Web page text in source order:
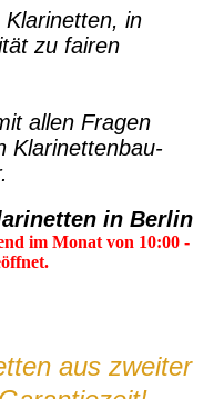
in
zu fairen
allen Fragen
Klarinettenbau-
in Berlin
im Monat von 10:00 -
aus zweiter